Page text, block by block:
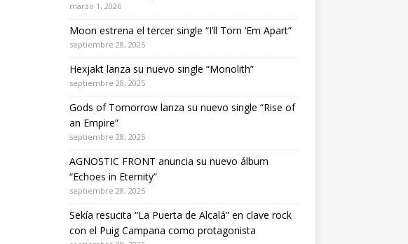
marzo 1, 2026
Moon estrena el tercer single “I’ll Torn ‘Em Apart”
septiembre 28, 2025
Hexjakt lanza su nuevo single “Monolith”
septiembre 28, 2025
Gods of Tomorrow lanza su nuevo single “Rise of
an Empire”
septiembre 28, 2025
AGNOSTIC FRONT anuncia su nuevo álbum
“Echoes in Eternity”
septiembre 28, 2025
Sekía resucita “La Puerta de Alcalá” en clave rock
con el Puig Campana como protagonista